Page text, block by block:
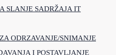
SLANJE SADRŽAJA IT
ODRZAVANJE/SNIMANJE
I POSTAVLJANJE